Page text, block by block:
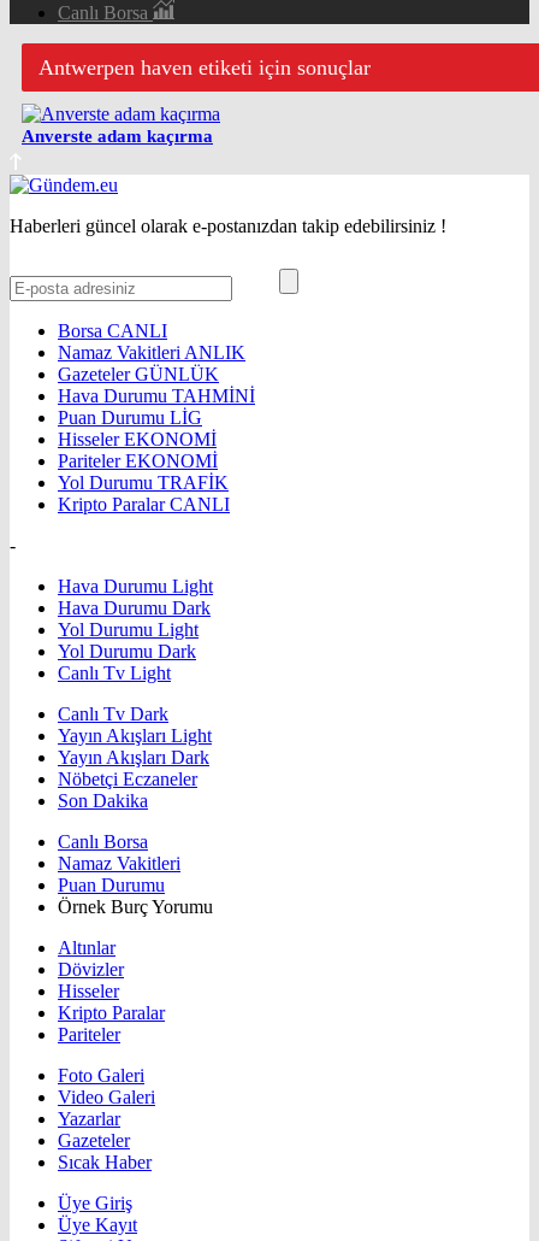
Canlı Borsa
Antwerpen haven etiketi için sonuçlar
Anverste adam kaçırma
Haberleri güncel olarak e-postanızdan takip edebilirsiniz !
Borsa CANLI
Namaz Vakitleri ANLIK
GazetelerGÜNLÜK
Hava Durumu TAHMİNİ
Puan Durumu LİG
HisselerEKONOMİ
ParitelerEKONOMİ
Yol Durumu TRAFİK
Kripto ParalarCANLI
-
Hava Durumu Light
Hava Durumu Dark
Yol Durumu Light
Yol Durumu Dark
Canlı Tv Light
Canlı Tv Dark
Yayın Akışları Light
Yayın Akışları Dark
Nöbetçi Eczaneler
Son Dakika
Canlı Borsa
Namaz Vakitleri
Puan Durumu
Örnek Burç Yorumu
Altınlar
Dövizler
Hisseler
Kripto Paralar
Pariteler
Foto Galeri
Video Galeri
Yazarlar
Gazeteler
Sıcak Haber
Üye Giriş
Üye Kayıt